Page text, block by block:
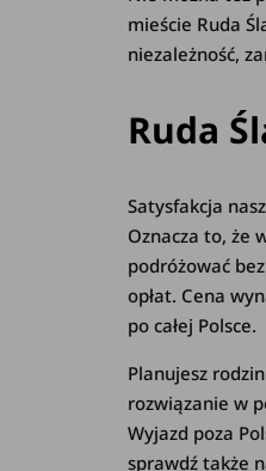
mieście Ruda
niezależność,
Ruda
Satysfakcja
Oznacza to, że
podróżować
opłat. Cena
po całej Polsce.
Planujesz
rozwiązanie w
Wyjazd poza
sprawdź także